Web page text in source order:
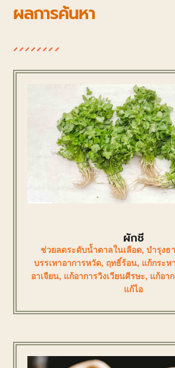
ผลการค้นหา
ผักชี
ช่วยลดระดับน้ำตาลในเลือด, บำรุงธ
บรรเทาอาการหวัด, ฤทธิ์ร้อน, แก้กระห
อาเจียน, แก้อาการวิงเวียนศีรษะ, แก้อา
แก้ไอ